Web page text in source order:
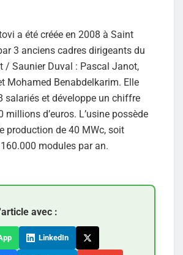
a été créée en 2008 à Saint
3 anciens cadres dirigeants du
/ Saunier Duval : Pascal Janot,
Mohamed Benabdelkarim. Elle
salariés et développe un chiffre
millions d’euros. L’usine possède
production de 40 MWc, soit
modules par an.
avec :
LinkedIn